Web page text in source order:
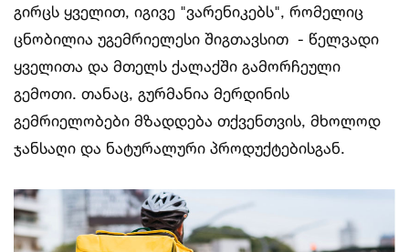
გირცს ყველით, იგივე "ვარენიკებს", რომელიც
ცნობილია უგემრიელესი შიგთავსით - წელვადი
ყველითა და მთელს ქალაქში გამორჩეული
გემოთი. თანაც, გურმანია მერდინის
გემრიელობები მზადდება თქვენთვის, მხოლოდ
ჯანსაღი და ნატურალური პროდუქტებისგან.